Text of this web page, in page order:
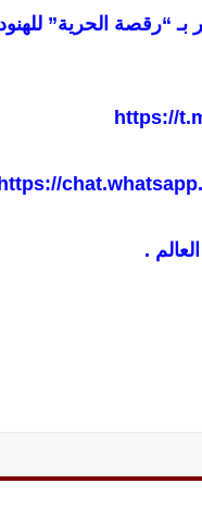
“رقصة الحرية”
https://
https://
.